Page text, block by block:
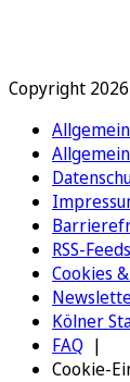
Copyright
RSS-
Cookies
Kölner
FAQ
Cookie-